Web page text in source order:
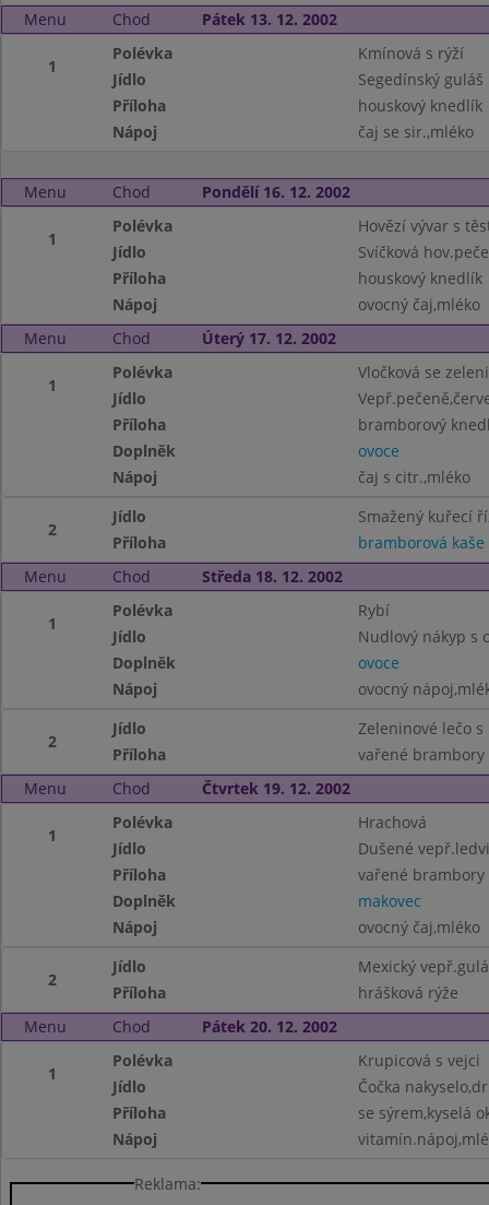
Menu
Chod Pátek 13. 12. 2002
1
Polévka
Kmínová s rýží
Jídlo
Segedínský guláš
Příloha
houskový knedlík
Nápoj
čaj se sir.,mléko
Menu Chod Pondělí 16. 12. 2002
1
Polévka
Hovězí vývar s
Jídlo
Svíčková
Příloha
houskový knedlík
Nápoj
ovocný čaj,mléko
Menu
Chod Úterý 17. 12. 2002
1
Polévka
Vločková se
Jídlo
Příloha
bramborový
Doplněk
ovoce
Nápoj
čaj s citr.,mléko
2
Jídlo
Smažený kuřecí
Příloha
bramborová kaše
Menu
Chod Středa 18. 12. 2002
1
Polévka
Rybí
Jídlo
Nudlový nákyp s
Doplněk
ovoce
Nápoj
ovocný
2
Jídlo
Zeleninové lečo
Příloha
vařené brambory
Menu
Chod Čtvrtek 19. 12. 2002
1
Polévka
Hrachová
Jídlo
Dušené
Příloha
vařené brambory
Doplněk
makovec
Nápoj
ovocný čaj,mléko
2
Jídlo
Mexický
Příloha
hrášková rýže
Menu
Chod Pátek 20. 12. 2002
1
Polévka
Krupicová s vejci
Jídlo
Čočka
Příloha
se sýrem,kyselá
Nápoj
Reklama: